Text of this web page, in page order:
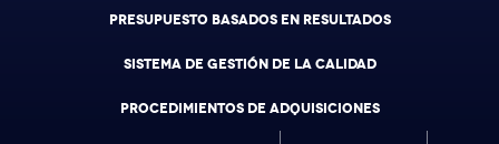
PRESUPUESTO BASADOS EN RESULTADOS
SISTEMA DE GESTIÓN DE LA CALIDAD
PROCEDIMIENTOS DE ADQUISICIONES